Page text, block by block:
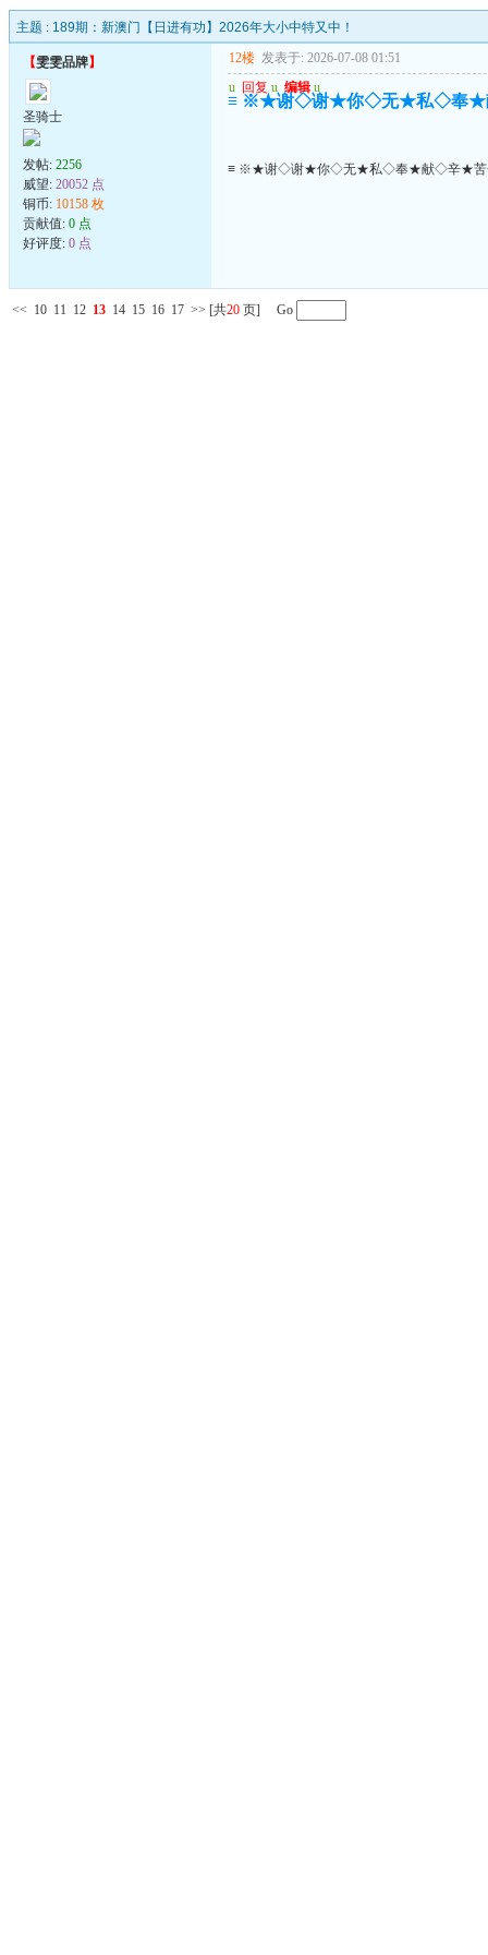
主题 : 189期：新澳门【日进有功】2026年大小中特又中！
【雯雯品牌】
圣骑士
发帖: 2256
威望: 20052 点
铜币: 10158 枚
贡献值: 0 点
好评度: 0 点
12楼 发表于: 2026-07-08 01:51
u 回复 u 编辑 u
≡ ※★谢◇谢★你◇无★私◇奉
≡ ※★谢◇谢★你◇无★私◇奉★献◇辛★
<< 10 11 12 13 14 15 16 17 >> [共20 页] Go